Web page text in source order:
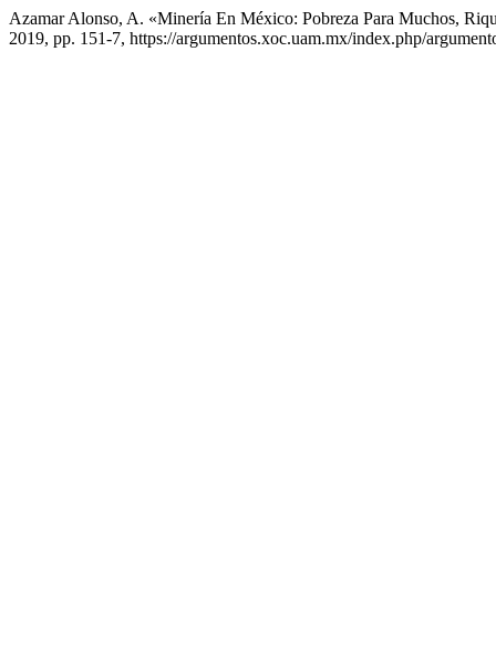
Azamar Alonso, A. «Minería En México: Pobreza Para Muchos,
2019, pp. 151-7, https://argumentos.xoc.uam.mx/index.php/